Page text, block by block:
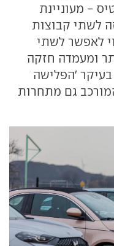
- מעוניינת
לשתי קבוצות
לאפשר לשתי
ומעמדה חזקה
'הפלישה
גם מתחרות